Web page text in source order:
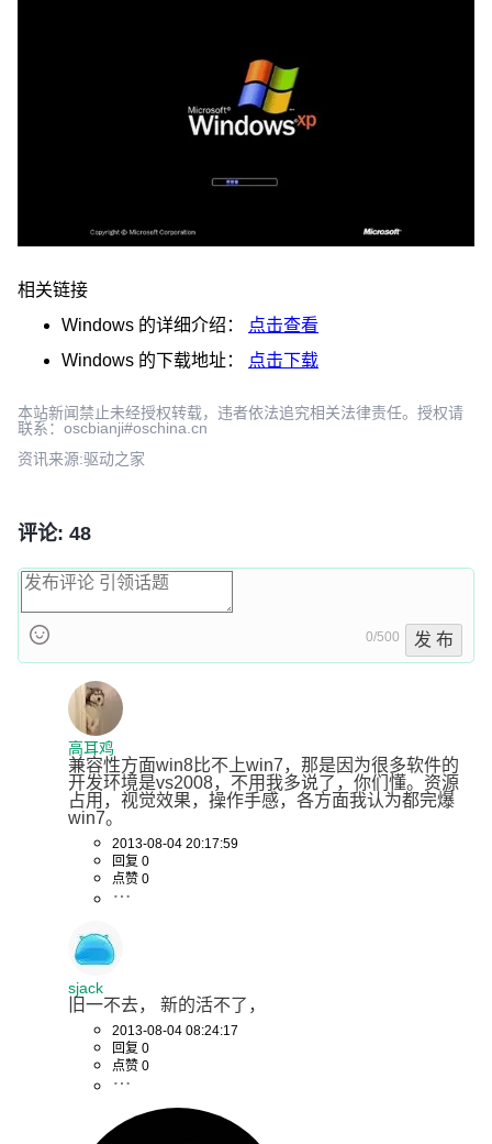
相关链接
Windows 的详细介绍：
点击查看
Windows 的下载地址： 点击下载
本站新闻禁止未经授权转载，违者依法追究相关法律责任。授权请
联系：oscbianji#oschina.cn
资讯来源:驱动之家
评论: 48
0/500 发 布
高耳鸡
兼容性方面win8比不上win7，那是因为很多软件的
开发环境是vs2008，不用我多说了，你们懂。资源
占用，视觉效果，操作手感，各方面我认为都完爆
win7。
2013-08-04 20:17:59
回复 0
点赞 0
sjack
旧一不去， 新的活不了，
2013-08-04 08:24:17
回复 0
点赞 0